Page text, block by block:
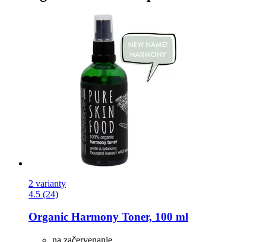
2 varianty
4.5 (24)
Organic Harmony Toner, 100 ml
na začervenanie